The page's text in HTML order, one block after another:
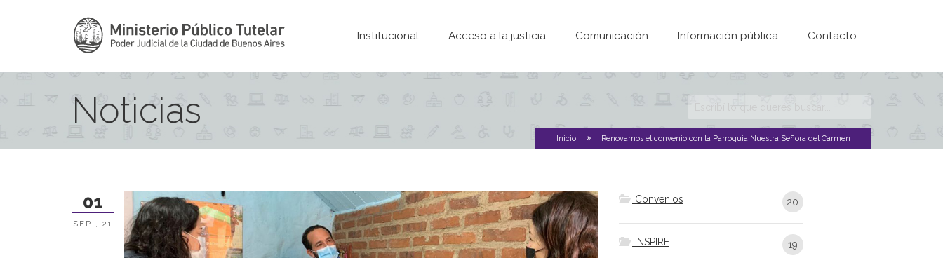
Institucional Acceso a la justicia Comunicación Información pública Contacto
Noticias
Formulario de
búsqueda
Inicio Renovamos el convenio con la Parroquia Nuestra Señora del Carmen
01
SEP , 21
Convenios 20
INSPIRE 19